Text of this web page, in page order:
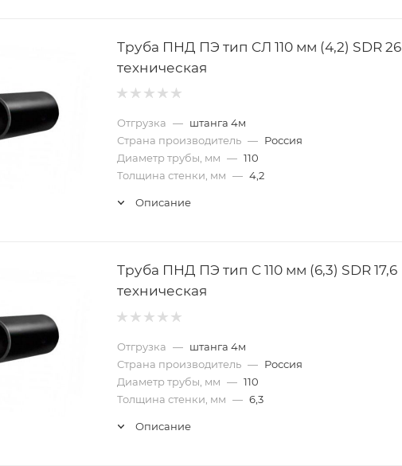
Труба ПНД ПЭ тип CЛ 110 мм (4,2) SDR 26
техническая
Отгрузка — штанга 4м
Страна производитель — Россия
Диаметр трубы, мм — 110
Толщина стенки, мм — 4,2
Описание
Труба ПНД ПЭ тип C 110 мм (6,3) SDR 17,6
техническая
Отгрузка — штанга 4м
Страна производитель — Россия
Диаметр трубы, мм — 110
Толщина стенки, мм — 6,3
Описание